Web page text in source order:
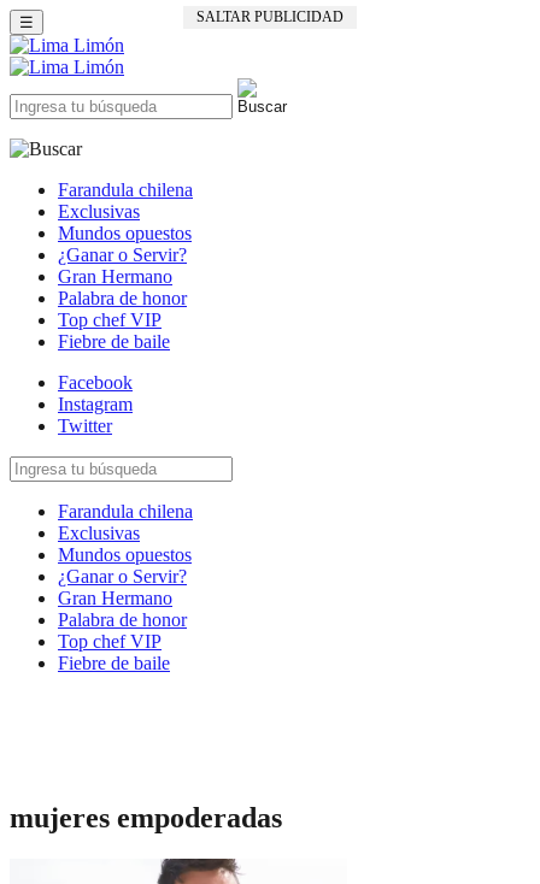
SALTAR PUBLICIDAD
☰
Farandula chilena
Exclusivas
Mundos opuestos
¿Ganar o Servir?
Gran Hermano
Palabra de honor
Top chef VIP
Fiebre de baile
Facebook
Instagram
Twitter
Farandula chilena
Exclusivas
Mundos opuestos
¿Ganar o Servir?
Gran Hermano
Palabra de honor
Top chef VIP
Fiebre de baile
mujeres empoderadas